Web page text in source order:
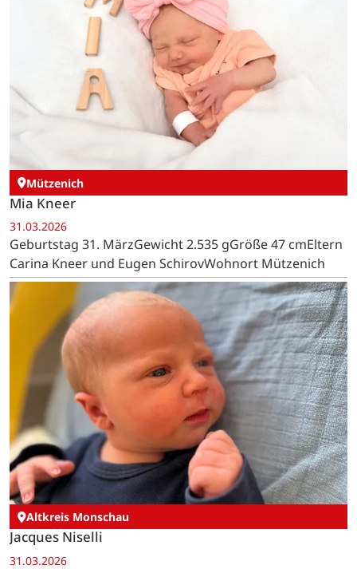
Mützenich
Mia Kneer
31.03.2026
Geburtstag 31. MärzGewicht 2.535 gGröße 47 cmEltern
Carina Kneer und Eugen SchirovWohnort Mützenich
Altkreis Monschau
Jacques Niselli
31.03.2026